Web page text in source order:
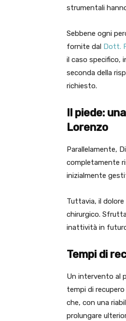
strumentali
Sebbene ogni
fornite dal Dott.
il caso specifico,
seconda della
richiesto.
Il piede:
Lorenzo
Parallelamente,
completamente
inizialmente
Tuttavia, il
chirurgico.
inattività in
Tempi di
Un intervento al
tempi di
che, con una
prolungare